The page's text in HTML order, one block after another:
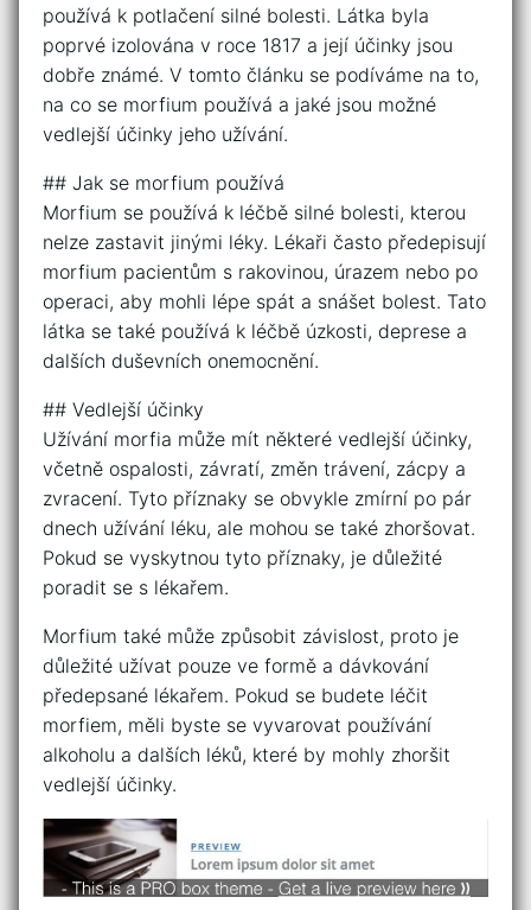
používá k potlačení silné bolesti. Látka byla
poprvé izolována v roce 1817 a její účinky jsou
dobře známé. V tomto článku se podíváme na to,
na co se morfium používá a jaké jsou možné
vedlejší účinky jeho užívání.
## Jak se morfium používá
Morfium se používá k léčbě silné bolesti, kterou
nelze zastavit jinými léky. Lékaři často předepisují
morfium pacientům s rakovinou, úrazem nebo po
operaci, aby mohli lépe spát a snášet bolest. Tato
látka se také používá k léčbě úzkosti, deprese a
dalších duševních onemocnění.
## Vedlejší účinky
Užívání morfia může mít některé vedlejší účinky,
včetně ospalosti, závratí, změn trávení, zácpy a
zvracení. Tyto příznaky se obvykle zmírní po pár
dnech užívání léku, ale mohou se také zhoršovat.
Pokud se vyskytnou tyto příznaky, je důležité
poradit se s lékařem.
Morfium také může způsobit závislost, proto je
důležité užívat pouze ve formě a dávkování
předepsané lékařem. Pokud se budete léčit
morfiem, měli byste se vyvarovat používání
alkoholu a dalších léků, které by mohly zhoršit
vedlejší účinky.